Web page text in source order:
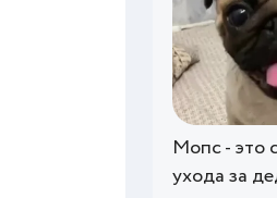
Мопс - это
ухода за